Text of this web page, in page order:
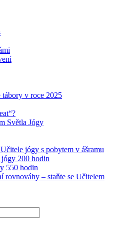
tábory v roce 2025
Světla Jógy
jógy s pobytem v ášramu
200 hodin
550 hodin
rovnováhy – staňte se Učitelem